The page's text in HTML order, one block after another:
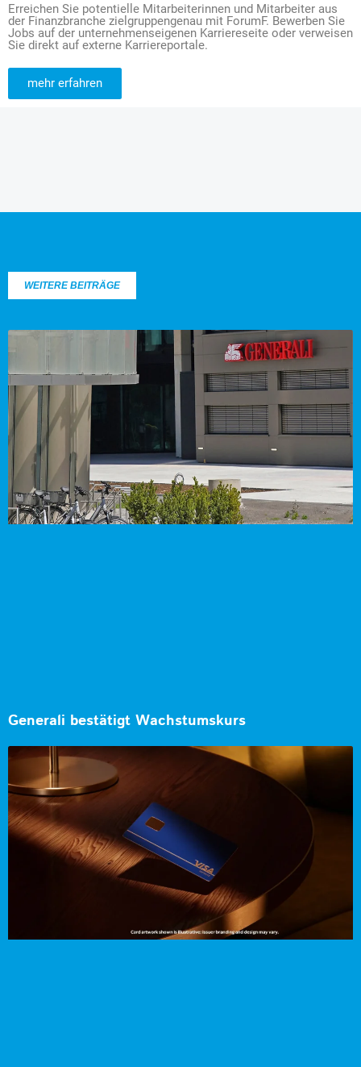
Erreichen Sie potentielle Mitarbeiterinnen und Mitarbeiter aus
der Finanzbranche zielgruppengenau mit ForumF. Bewerben Sie
Jobs auf der unternehmenseigenen Karriereseite oder verweisen
Sie direkt auf externe Karriereportale.
mehr erfahren
WEITERE BEITRÄGE
Generali bestätigt Wachstumskurs